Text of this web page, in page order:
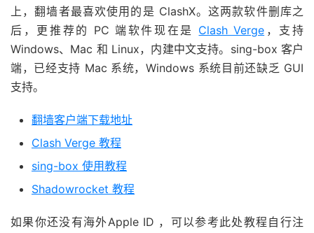
上，翻墙者最喜欢使用的是 ClashX。这两款软件删库之
后，更推荐的 PC 端软件现在是 Clash Verge ，支持
Windows、Mac 和 Linux，内建中文支持。sing-box 客户
端，已经支持 Mac 系统，Windows 系统目前还缺乏 GUI
支持。
翻墙客户端下载地址
Clash Verge 教程
sing-box 使用教程
Shadowrocket 教程
如果你还没有海外Apple ID ，可以参考此处教程自行注